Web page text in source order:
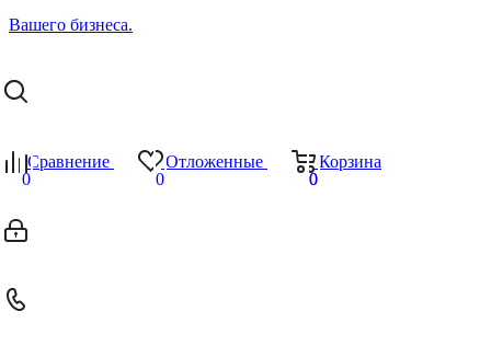
Сравнение
0
Отложенные
0
Корзина
0
0